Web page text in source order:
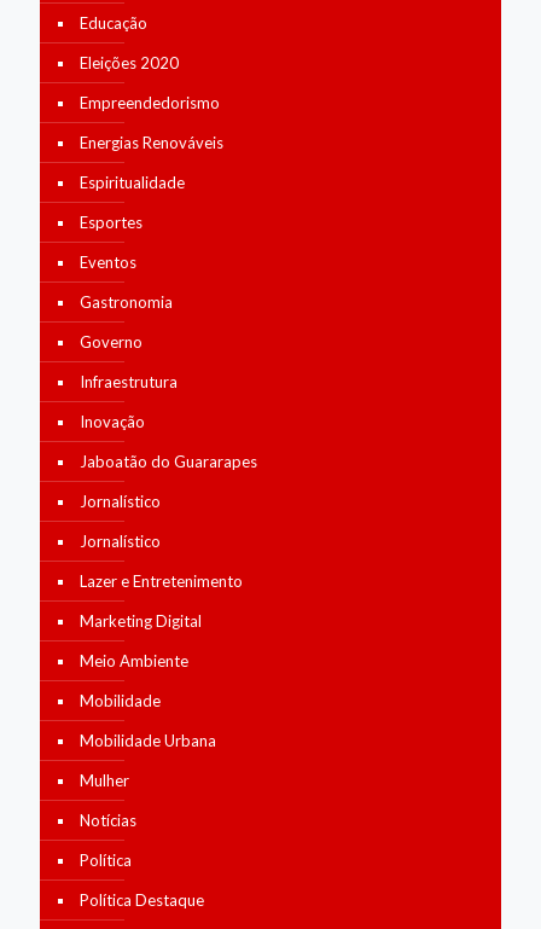
Educação
Eleições 2020
Empreendedorismo
Energias Renováveis
Espiritualidade
Esportes
Eventos
Gastronomia
Governo
Infraestrutura
Inovação
Jaboatão do Guararapes
Jornalístico
Jornalístico
Lazer e Entretenimento
Marketing Digital
Meio Ambiente
Mobilidade
Mobilidade Urbana
Mulher
Notícias
Política
Política Destaque